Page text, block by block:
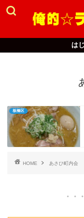
は
板橋区
HOME あさひ町内会